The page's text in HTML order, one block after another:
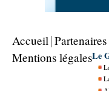
Accueil Partenaires
Mentions légalesLe